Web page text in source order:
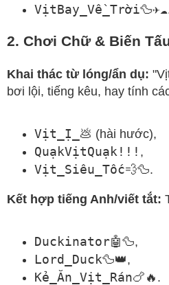
VịtBay_Về_Trời🦆✈️☁️
2. Chơi Chữ & Biến
Khai thác từ lóng/ẩn dụ:
bơi lội, tiếng kêu, hay tính
Vịt_Ị_💩 (hài hước),
QuạkVịtQuạk!!! ,
Vịt_Siêu_Tốc💨🦆.
Kết hợp tiếng Anh/viết tắt:
Duckinator🤖🦆,
Lord_Duck🦆👑,
Kẻ_Ăn_Vịt_Rán🍗🔥 .